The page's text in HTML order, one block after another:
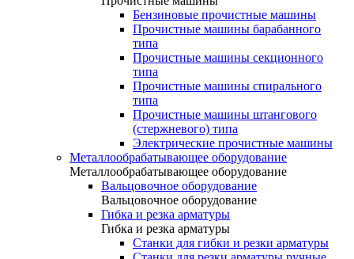
Бензиновые прочистные машины
Прочистные машины барабанного
типа
Прочистные машины секционного
типа
Прочистные машины спирального
типа
Прочистные машины штангового
(стержневого) типа
Электрические прочистные машины
Металлообрабатывающее оборудование
Металлообрабатывающее оборудование
Вальцовочное оборудование
Вальцовочное оборудование
Гибка и резка арматуры
Гибка и резка арматуры
Станки для гибки и резки арматуры